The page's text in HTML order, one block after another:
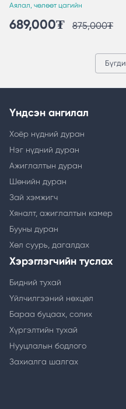
Аялал, чөлөөт цагийн
689,000₮ 875,000₮
Үндсэн ангилал
Хоёр нүдний дуран
Нэг нүдний дуран
Ажиглалтын дуран
Шөнийн дуран
Зай хэмжигч
Хяналт, ажиглалтын камер
Бууны дуран
Хөл суурь, дагалдах
Хэрэглэгчийн туслах
Бидний тухай
Үйлчилгээний нөхцөл
Бараа буцаах, солих
Хүргэлтийн тухай
Нууцлалын бодлого
Захиалга шалгах